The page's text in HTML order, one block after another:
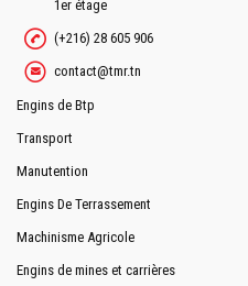
1er étage
(+216) 28 605 906
contact@tmr.tn
Engins de Btp
Transport
Manutention
Engins De Terrassement
Machinisme Agricole
Engins de mines et carrières